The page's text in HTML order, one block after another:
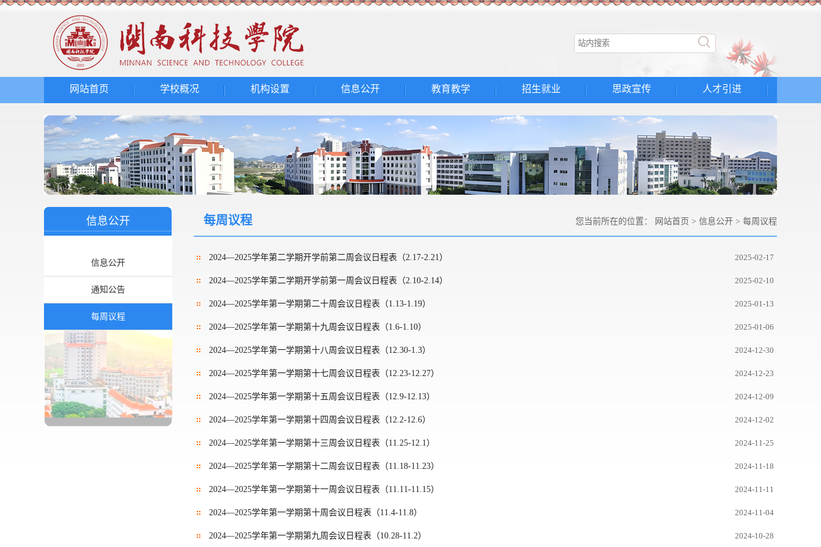
网站首页 学校概况 机构设置 信息公开 教育教学 招生就业 思政宣传 人才引进
信息公开
信息公开
通知公告
每周议程
每周议程 您当前所在的位置： 网站首页 > 信息公开 > 每周议程
2024—2025学年第二学期开学前第二周会议日程表（2.17-2.21） 2025-02-17
2024—2025学年第二学期开学前第一周会议日程表（2.10-2.14） 2025-02-10
2024—2025学年第一学期第二十周会议日程表（1.13-1.19） 2025-01-13
2024—2025学年第一学期第十九周会议日程表（1.6-1.10） 2025-01-06
2024—2025学年第一学期第十八周会议日程表（12.30-1.3） 2024-12-30
2024—2025学年第一学期第十七周会议日程表（12.23-12.27） 2024-12-23
2024—2025学年第一学期第十五周会议日程表（12.9-12.13） 2024-12-09
2024—2025学年第一学期第十四周会议日程表（12.2-12.6） 2024-12-02
2024—2025学年第一学期第十三周会议日程表（11.25-12.1） 2024-11-25
2024—2025学年第一学期第十二周会议日程表（11.18-11.23） 2024-11-18
2024—2025学年第一学期第十一周会议日程表（11.11-11.15） 2024-11-11
2024—2025学年第一学期第十周会议日程表（11.4-11.8） 2024-11-04
2024—2025学年第一学期第九周会议日程表（10.28-11.2） 2024-10-28